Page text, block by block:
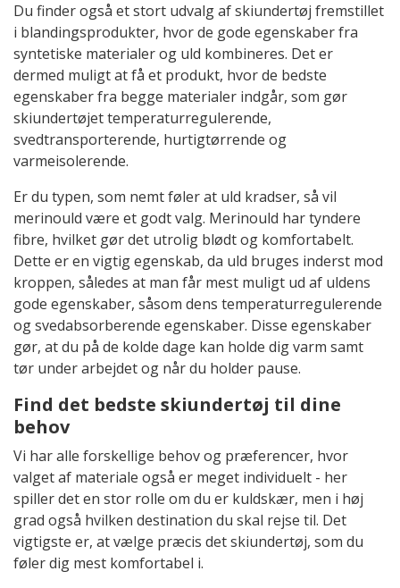
Du finder også et stort udvalg af skiundertøj fremstillet
i blandingsprodukter, hvor de gode egenskaber fra
syntetiske materialer og uld kombineres. Det er
dermed muligt at få et produkt, hvor de bedste
egenskaber fra begge materialer indgår, som gør
skiundertøjet temperaturregulerende,
svedtransporterende, hurtigtørrende og
varmeisolerende.
Er du typen, som nemt føler at uld kradser, så vil
merinould være et godt valg. Merinould har tyndere
fibre, hvilket gør det utrolig blødt og komfortabelt.
Dette er en vigtig egenskab, da uld bruges inderst mod
kroppen, således at man får mest muligt ud af uldens
gode egenskaber, såsom dens temperaturregulerende
og svedabsorberende egenskaber. Disse egenskaber
gør, at du på de kolde dage kan holde dig varm samt
tør under arbejdet og når du holder pause.
Find det bedste skiundertøj til dine
behov
Vi har alle forskellige behov og præferencer, hvor
valget af materiale også er meget individuelt - her
spiller det en stor rolle om du er kuldskær, men i høj
grad også hvilken destination du skal rejse til. Det
vigtigste er, at vælge præcis det skiundertøj, som du
føler dig mest komfortabel i.